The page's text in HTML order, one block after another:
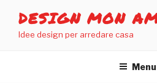
contenuto
DESIGN MON
Idee design per arredare casa
Menu